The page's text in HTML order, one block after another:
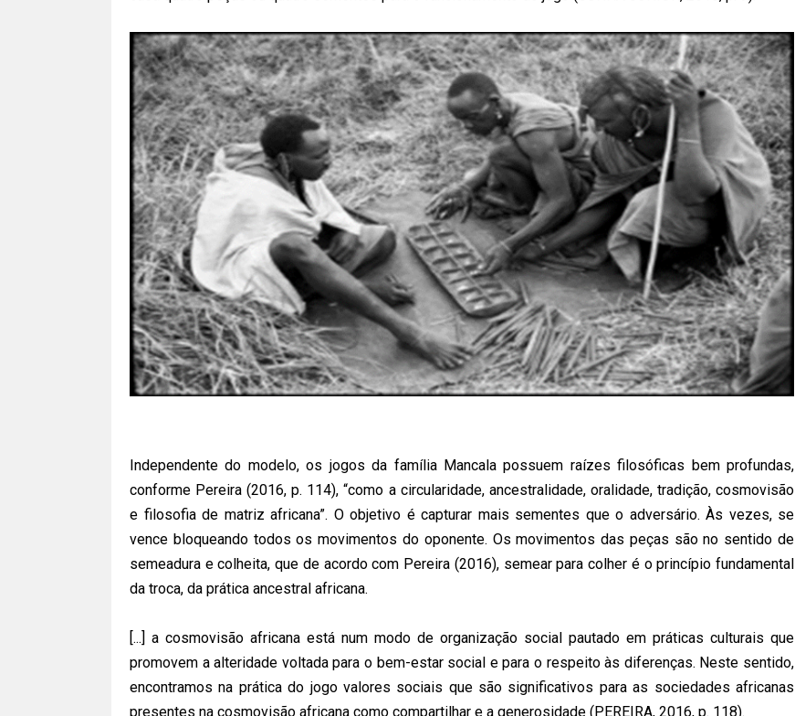
Independente do modelo, os jogos da família Mancala possuem raízes filosóficas bem profundas,
conforme Pereira (2016, p. 114), “como a circularidade, ancestralidade, oralidade, tradição, cosmovisão
e filosofia de matriz africana”. O objetivo é capturar mais sementes que o adversário. Às vezes, se
vence bloqueando todos os movimentos do oponente. Os movimentos das peças são no sentido de
semeadura e colheita, que de acordo com Pereira (2016), semear para colher é o princípio fundamental
da troca, da prática ancestral africana.
[...] a cosmovisão africana está num modo de organização social pautado em práticas culturais que
promovem a alteridade voltada para o bem-estar social e para o respeito às diferenças. Neste sentido,
encontramos na prática do jogo valores sociais que são significativos para as sociedades africanas
presentes na cosmovisão africana como compartilhar e a generosidade (PEREIRA, 2016, p. 118).